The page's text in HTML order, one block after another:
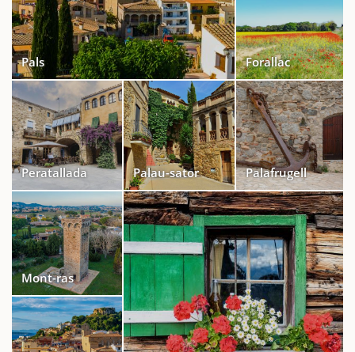
Pals Forallac
Peratallada Palau-sator Palafrugell
Mont-ras